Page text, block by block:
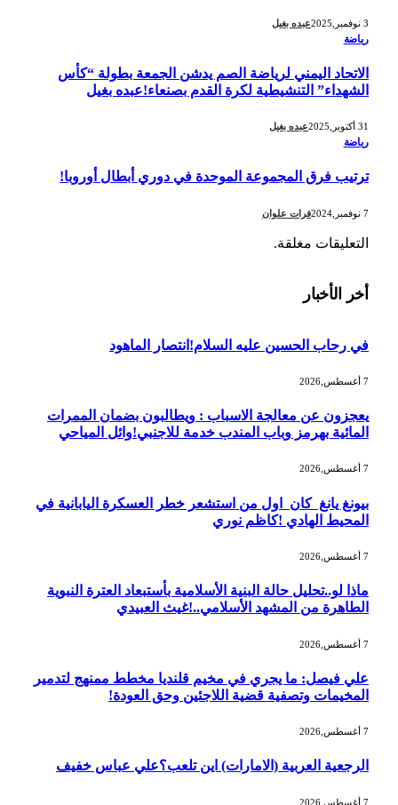
عبده بغيل
رياضة
الاتحاد اليمني لرياضة الصم يدشن الجمعة بطولة “كأس
الشهداء” التنشيطية لكرة القدم بصنعاء!عبده بغيل
31 أكتوبر,2025 عبده بغيل
رياضة
ترتيب فرق المجموعة الموحدة في دوري أبطال أوروبا!
فرات علوان
التعليقات مغلقة.
أخر الأخبار
في رحاب الحسين عليه السلام!انتصار الماهود
يعجزون عن معالجة الاسباب : ويطالبون بضمان الممرات
المائية بهرمز وباب المندب خدمة للاجنبي!وائل المياحي
بيونغ يانغ كان اول من استشعر خطر العسكرة اليابانية في
المحيط الهادي !كاظم نوري
ماذا لو..تحليل حالة البنية الأسلامية بأستبعاد العترة النبوية
الطاهرة من المشهد الأسلامي..!غيث العبيدي
علي فيصل: ما يجري في مخيم قلنديا مخطط ممنهج لتدمير
المخيمات وتصفية قضية اللاجئين وحق العودة!
الرجعية العربية (الامارات) اين تلعب؟علي عباس خفيف